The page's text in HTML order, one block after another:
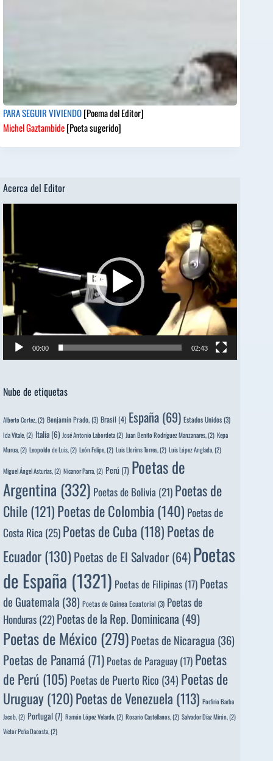
PARA SEGUIR VIVIENDO[Poema del Editor]
Michel Gaztambide[Poeta sugerido]
Acerca del Editor
de
vídeo
00:00 02:43
Nube de etiquetas
Alberto Cortez,(2) Benjamín Prado,(3) Brasil (4) España (69) Estados Unidos(3)
Ida Vitale,(2) Italia (6) José Antonio Labordeta(2) Juan Benito Rodríguez Manzanares,(2) Kepa
Murua,(2) Leopoldo de Luis,(2) León Felipe,(2) Luis Llorèns Torres,(2) Luis López Anglada,(2)
Miguel Ángel Asturias,(2) Nicanor Parra,(2) Perú (7) Poetas de
Argentina (332) Poetas de Bolivia (21) Poetas de
Chile(121)Poetas de Colombia(140) Poetas de
Costa Rica(25)Poetas de Cuba (118)Poetas de
Ecuador(130) Poetas de El Salvador(64)Poetas
de España (1321) Poetas de Filipinas (17) Poetas
de Guatemala (38) Poetas de Guinea Ecuatorial (3) Poetas de
Honduras (22) Poetas de la Rep. Dominicana (49)
Poetas de México(279)Poetas de Nicaragua (36)
Poetas de Panamá (71) Poetas de Paraguay (17) Poetas
de Perú (105) Poetas de Puerto Rico (34) Poetas de
Uruguay(120)Poetas de Venezuela (113) Porfirio Barba
Jacob,(2) Portugal (7) Ramón López Velarde,(2) Rosario Castellanos,(2) Salvador Díaz Mirón,(2)
Víctor Peña Dacosta,(2)